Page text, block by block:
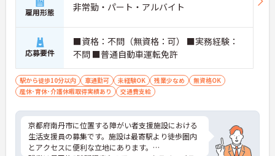
雇用形態 非常勤・パート・アルバイト
応募要件
■資格：不問（無資格：可） ■実務経験：
不問 ■普通自動車運転免許
駅から徒歩10分以内 車通勤可 未経験OK 残業少なめ
無資格OK
産休･育休･介護休暇取得実績あり
交通費支給
京都府南丹市に位置する障がい者支援施設における
生活支援員の募集です。施設は最寄駅より徒歩圏内
とアクセスに便利な立地にあります。